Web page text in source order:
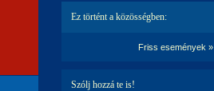
Ez történt a közösségben:
Friss események »
Szólj hozzá te is!